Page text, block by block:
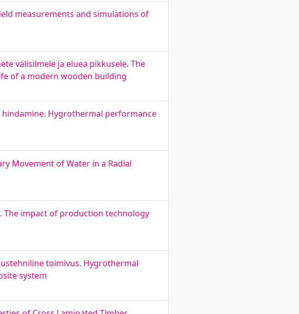
measurements and simulations of
välisilmele ja eluea pikkusele. The
of a modern wooden building
Hygrothermal performance
Movement of Water in a Radial
impact of production technology
toimivus. Hygrothermal
system